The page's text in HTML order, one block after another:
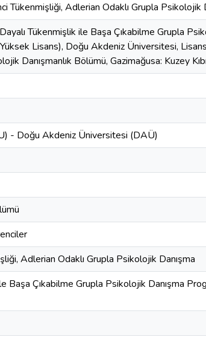
Tükenmişliği, Adlerian Odaklı Grupla Psikolojik
Tükenmişlik ile Başa Çıkabilme Grupla
Lisans), Doğu Akdeniz Üniversitesi,
Danışmanlık Bölümü, Gazimağusa: Kuzey
- Doğu Akdeniz Üniversitesi (DAÜ)
Adlerian Odaklı Grupla Psikolojik Danışma
Başa Çıkabilme Grupla Psikolojik Danışma